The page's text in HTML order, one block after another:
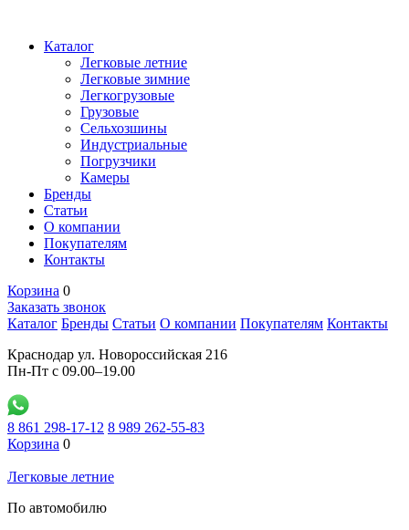
Каталог
Легковые летние
Легковые зимние
Легкогрузовые
Грузовые
Сельхозшины
Индустриальные
Погрузчики
Камеры
Бренды
Статьи
О компании
Покупателям
Контакты
Корзина 0
Заказать звонок
Каталог Бренды Статьи О компании Покупателям Контакты
Краснодар ул. Новороссийская 216
Пн-Пт с 09.00–19.00
8 861 298-17-12 8 989 262-55-83
Корзина 0
Легковые летние
По автомобилю